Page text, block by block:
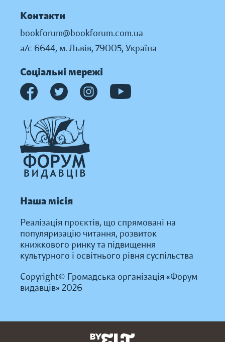
Контакти
bookforum@bookforum.com.ua
а/с 6644, м. Львів, 79005, Україна
Соціальні мережі
Наша місія
Реалізація проєктів, що спрямовані на
популяризацію читання, розвиток
книжкового ринку та підвищення
культурного і освітнього рівня суспільства
Copyright© Громадська організація «Форум
видавців» 2026